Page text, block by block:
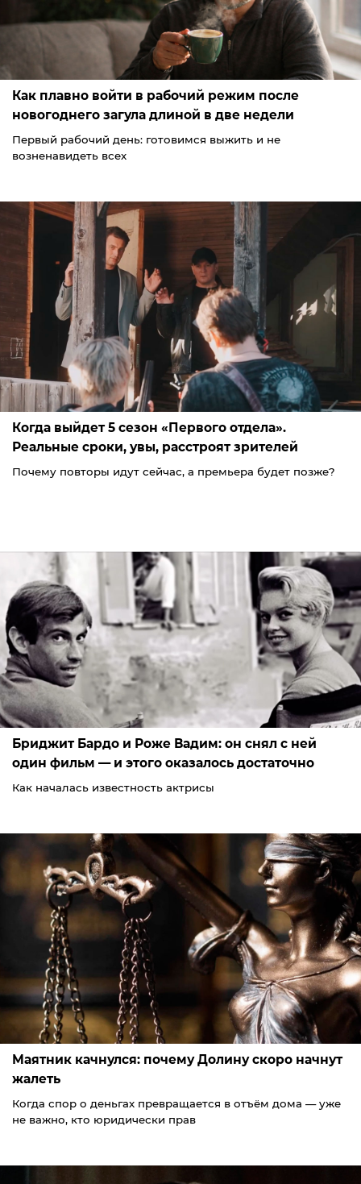
Как плавно войти в рабочий режим после
новогоднего загула длиной в две недели
Первый рабочий день: готовимся выжить и не
возненавидеть всех
Когда выйдет 5 сезон «Первого отдела».
Реальные сроки, увы, расстроят зрителей
Почему повторы идут сейчас, а премьера будет позже?
Бриджит Бардо и Роже Вадим: он снял с ней
один фильм — и этого оказалось достаточно
Как началась известность актрисы
Маятник качнулся: почему Долину скоро начнут
жалеть
Когда спор о деньгах превращается в отъём дома — уже
не важно, кто юридически прав